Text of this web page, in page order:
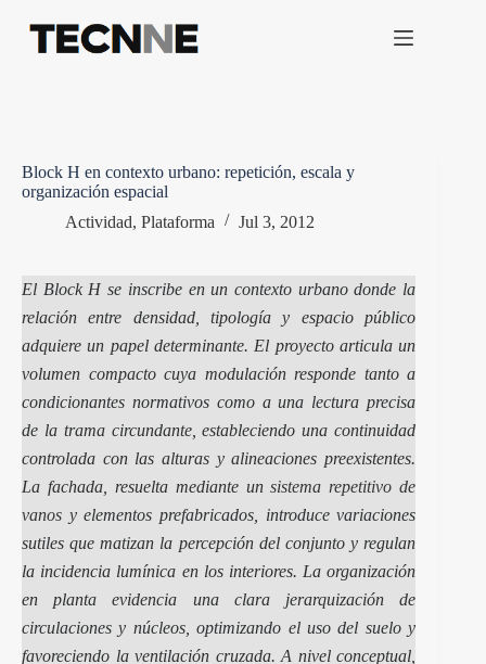
contenido
Block H en contexto urbano: repetición, escala y
organización espacial
Actividad, Plataforma Jul 3, 2012
El Block H se inscribe en un contexto urbano donde la
relación entre densidad, tipología y espacio público
adquiere un papel determinante. El proyecto articula un
volumen compacto cuya modulación responde tanto a
condicionantes normativos como a una lectura precisa
de la trama circundante, estableciendo una continuidad
controlada con las alturas y alineaciones preexistentes.
La fachada, resuelta mediante unsistema repetitivo de
vanos y elementos prefabricados, introduce variaciones
sutiles que matizan la percepción del conjunto y regulan
la incidencia lumínica en los interiores. La organización
en planta evidencia una clara jerarquización de
circulaciones y núcleos, optimizando el uso del suelo y
favoreciendo la ventilación cruzada. A nivel conceptual,